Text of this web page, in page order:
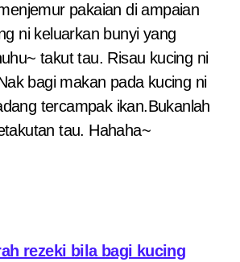
pakaian di ampaian
ni keluarkan bunyi yang
takut tau. Risau kucing ni
bagi makan pada kucing ni
tercampak ikan.Bukanlah
tau. Hahaha~
rezeki bila bagi kucing